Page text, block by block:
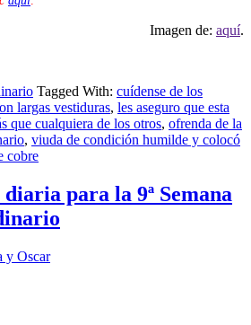
Imagen de: aquí.
Tagged With: cuídense de los
largas vestiduras, les aseguro que esta
que cualquiera de los otros, ofrenda de la
, viuda de condición humilde y colocó
cobre
para la 9ª Semana
y Oscar